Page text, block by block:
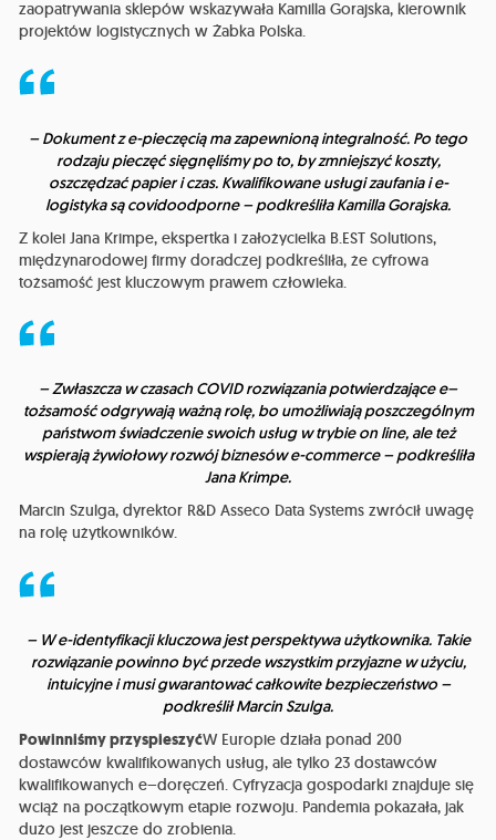
zaopatrywania sklepów wskazywała Kamilla Gorajska, kierownik
projektów logistycznych w Żabka Polska.
– Dokument z e-pieczęcią ma zapewnioną integralność. Po tego
rodzaju pieczęć sięgnęliśmy po to, by zmniejszyć koszty,
oszczędzać papier i czas. Kwalifikowane usługi zaufania i e-
logistyka są covidoodporne – podkreśliła Kamilla Gorajska.
Z kolei Jana Krimpe, ekspertka i założycielka B.EST Solutions,
międzynarodowej firmy doradczej podkreśliła, że cyfrowa
tożsamość jest kluczowym prawem człowieka.
– Zwłaszcza w czasach COVID rozwiązania potwierdzające e–
tożsamość odgrywają ważną rolę, bo umożliwiają poszczególnym
państwom świadczenie swoich usług w trybie on line, ale też
wspierają żywiołowy rozwój biznesów e-commerce – podkreśliła
Jana Krimpe.
Marcin Szulga, dyrektor R&D Asseco Data Systems zwrócił uwagę
na rolę użytkowników.
– W e-identyfikacji kluczowa jest perspektywa użytkownika. Takie
rozwiązanie powinno być przede wszystkim przyjazne w użyciu,
intuicyjne i musi gwarantować całkowite bezpieczeństwo –
podkreślił Marcin Szulga.
Powinniśmy przyspieszyćW Europie działa ponad 200
dostawców kwalifikowanych usług, ale tylko 23 dostawców
kwalifikowanych e–doręczeń. Cyfryzacja gospodarki znajduje się
wciąż na początkowym etapie rozwoju. Pandemia pokazała, jak
dużo jest jeszcze do zrobienia.